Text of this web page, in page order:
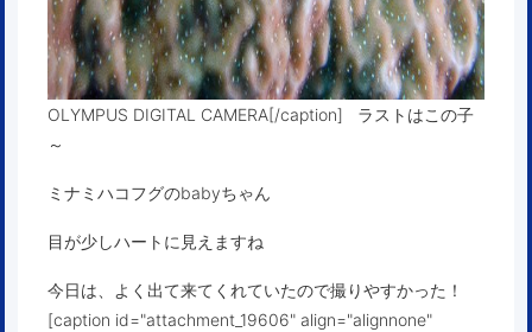
OLYMPUS DIGITAL CAMERA[/caption] ラストはこの子
～
ミナミハコフグのbabyちゃん
目が少しハートに見えますね
今日は、よく出て来てくれていたので撮りやすかった！
[caption id="attachment_19606" align="alignnone"